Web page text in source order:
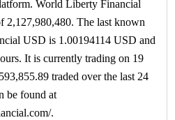
World Liberty Financial
2,127,980,480. The last known
USD is 1.00194114 USD and
It is currently trading on 19
traded over the last 24
be found at
.